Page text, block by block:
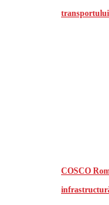
transportului
COSCO